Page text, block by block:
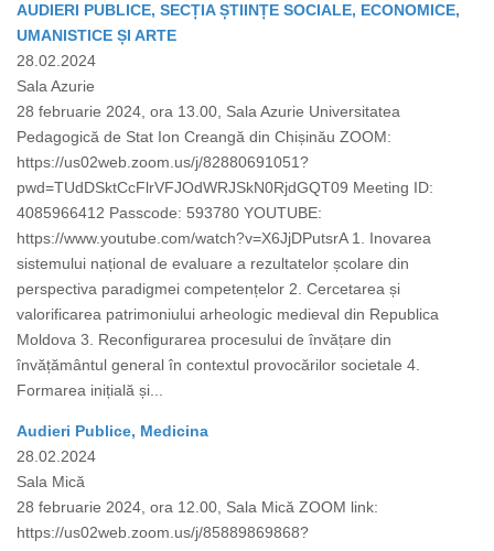
AUDIERI PUBLICE, SECȚIA ȘTIINȚE SOCIALE, ECONOMICE,
UMANISTICE ȘI ARTE
28.02.2024
Sala Azurie
28 februarie 2024, ora 13.00, Sala Azurie Universitatea
Pedagogică de Stat Ion Creangă din Chișinău ZOOM:
https://us02web.zoom.us/j/82880691051?
pwd=TUdDSktCcFlrVFJOdWRJSkN0RjdGQT09 Meeting ID:
4085966412 Passcode: 593780 YOUTUBE:
https://www.youtube.com/watch?v=X6JjDPutsrA 1. Inovarea
sistemului național de evaluare a rezultatelor școlare din
perspectiva paradigmei competențelor 2. Cercetarea și
valorificarea patrimoniului arheologic medieval din Republica
Moldova 3. Reconfigurarea procesului de învățare din
învățământul general în contextul provocărilor societale 4.
Formarea inițială și...
Audieri Publice, Medicina
28.02.2024
Sala Mică
28 februarie 2024, ora 12.00, Sala Mică ZOOM link:
https://us02web.zoom.us/j/85889869868?